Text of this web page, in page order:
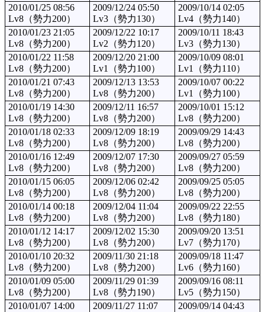
2010/01/25 08:56
Lv8（勢力200）
2009/12/24 05:50
Lv3（勢力130）
2009/10/14 02:05
Lv4（勢力140）
2010/01/23 21:05
Lv8（勢力200）
2009/12/22 10:17
Lv2（勢力120）
2009/10/11 18:43
Lv3（勢力130）
2010/01/22 11:58
Lv8（勢力200）
2009/12/20 21:00
Lv1（勢力100）
2009/10/09 08:01
Lv1（勢力110）
2010/01/21 07:43
Lv8（勢力200）
2009/12/13 13:53
Lv8（勢力200）
2009/10/07 00:22
Lv1（勢力100）
2010/01/19 14:30
Lv8（勢力200）
2009/12/11 16:57
Lv8（勢力200）
2009/10/01 15:12
Lv8（勢力200）
2010/01/18 02:33
Lv8（勢力200）
2009/12/09 18:19
Lv8（勢力200）
2009/09/29 14:43
Lv8（勢力200）
2010/01/16 12:49
Lv8（勢力200）
2009/12/07 17:30
Lv8（勢力200）
2009/09/27 05:59
Lv8（勢力200）
2010/01/15 06:05
Lv8（勢力200）
2009/12/06 02:42
Lv8（勢力200）
2009/09/25 05:05
Lv8（勢力200）
2010/01/14 00:18
Lv8（勢力200）
2009/12/04 11:04
Lv8（勢力200）
2009/09/22 22:55
Lv8（勢力180）
2010/01/12 14:17
Lv8（勢力200）
2009/12/02 15:30
Lv8（勢力200）
2009/09/20 13:51
Lv7（勢力170）
2010/01/10 20:32
Lv8（勢力200）
2009/11/30 21:18
Lv8（勢力200）
2009/09/18 11:47
Lv6（勢力160）
2010/01/09 05:00
Lv8（勢力200）
2009/11/29 01:39
Lv8（勢力190）
2009/09/16 08:11
Lv5（勢力150）
2010/01/07 14:00
2009/11/27 11:07
2009/09/14 04:43